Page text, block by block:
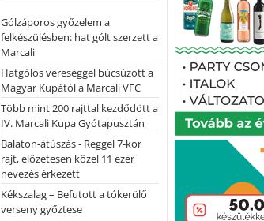
Gólzáporos győzelem a
felkészülésben: hat gólt szerzett a
Marcali
Hatgólos vereséggel búcsúzott a
Magyar Kupától a Marcali VFC
Több mint 200 rajttal kezdődött a
IV. Marcali Kupa Gyótapusztán
Balaton-átúszás - Reggel 7-kor
rajt, előzetesen közel 11 ezer
nevezés érkezett
Kékszalag – Befutott a tókerülő
verseny győztese